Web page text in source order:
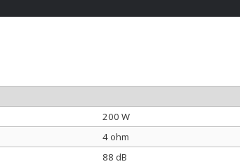
200 W
4 ohm
88 dB